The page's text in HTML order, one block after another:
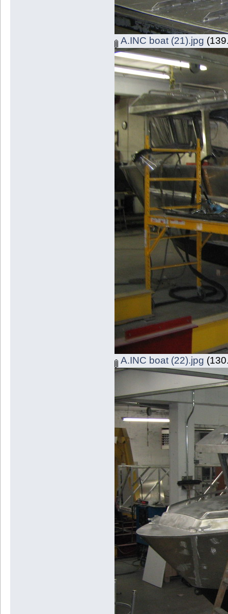
A.INC boat (21).jpg
A.INC boat (22).jpg